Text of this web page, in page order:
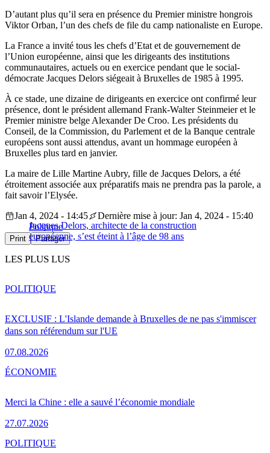
D’autant plus qu’il sera en présence du Premier ministre hongrois
Viktor Orban, l’un des chefs de file du camp nationaliste en Europe.
La France a invité tous les chefs d’Etat et de gouvernement de
l’Union européenne, ainsi que les dirigeants des institutions
communautaires, actuels ou en exercice pendant que le social-
démocrate Jacques Delors siégeait à Bruxelles de 1985 à 1995.
À ce stade, une dizaine de dirigeants en exercice ont confirmé leur
présence, dont le président allemand Frank-Walter Steinmeier et le
Premier ministre belge Alexander De Croo. Les présidents du
Conseil, de la Commission, du Parlement et de la Banque centrale
européens sont aussi attendus, avant un hommage européen à
Bruxelles plus tard en janvier.
La maire de Lille Martine Aubry, fille de Jacques Delors, a été
étroitement associée aux préparatifs mais ne prendra pas la parole, a
fait savoir l’Elysée.
Jacques Delors, architecte de la construction
européenne, s’est éteint à l’âge de 98 ans
Jan 4, 2024 - 14:45
Dernière mise à jour: Jan 4, 2024 - 15:40
Politique
Print Partager
LES PLUS LUS
EXCLUSIF : L'Islande demande à Bruxelles de ne pas s'immiscer
dans son référendum sur l'UE
07.08.2026
POLITIQUE
Merci la Chine : elle a sauvé l’économie mondiale
27.07.2026
ÉCONOMIE
POLITIQUE